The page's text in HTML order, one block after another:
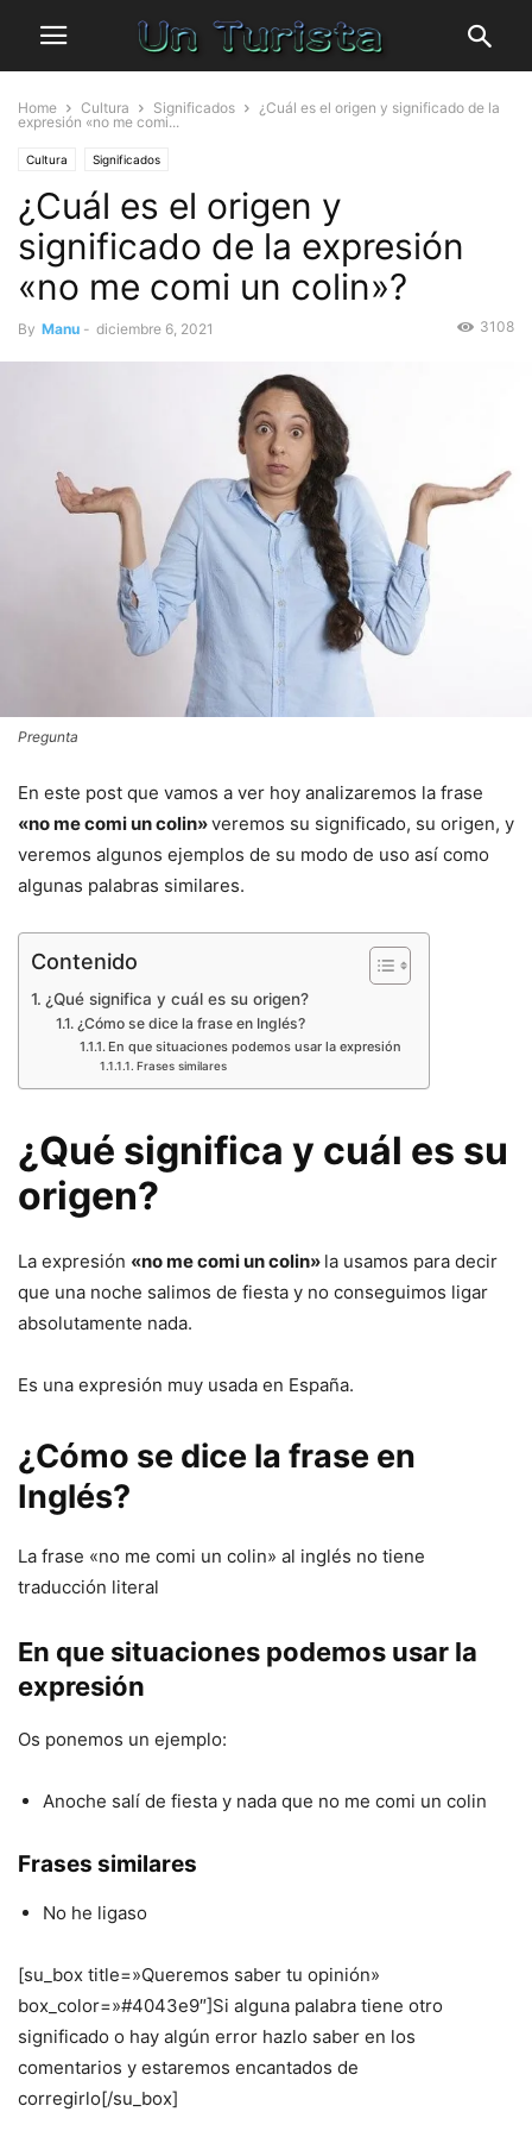
Home Cultura Significados
¿Cuál es el origen y significado de la
expresión «no me comi...
Cultura Significados
¿Cuál es el origen y
significado de la expresión
«no me comi un colin»?
By Manu - diciembre 6, 2021 3108
Pregunta
En este post que vamos a ver hoy analizaremos la frase
«no me comi un colin»veremos su significado, su origen, y
veremos algunos ejemplos de su modo de uso así como
algunas palabras similares.
Contenido
¿Qué significa y cuál es su origen?
¿Cómo se dice la frase en Inglés?
En que situaciones podemos usar la expresión
Frases similares
¿Qué significa y cuál es su
origen?
La expresión «no me comi un colin» la usamos para decir
que una noche salimos de fiesta y no conseguimos ligar
absolutamente nada.
Es una expresión muy usada en España.
¿Cómo se dice la frase en
Inglés?
La frase «no me comi un colin» al inglés no tiene
traducción literal
En que situaciones podemos usar la
expresión
Os ponemos un ejemplo:
Anoche salí de fiesta y nada que no me comi un colin
Frases similares
No he ligaso
[su_box title=»Queremos saber tu opinión»
box_color=»#4043e9″]Si alguna palabra tiene otro
significado o hay algún error hazlo saber en los
comentarios y estaremos encantados de
corregirlo[/su_box]